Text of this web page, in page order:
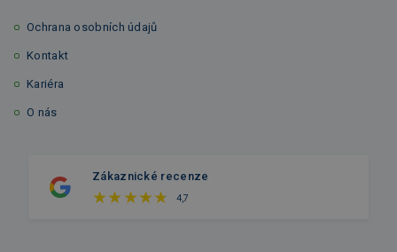
Ochrana osobních údajů
Kontakt
Kariéra
O nás
Zákaznické recenze
4,7